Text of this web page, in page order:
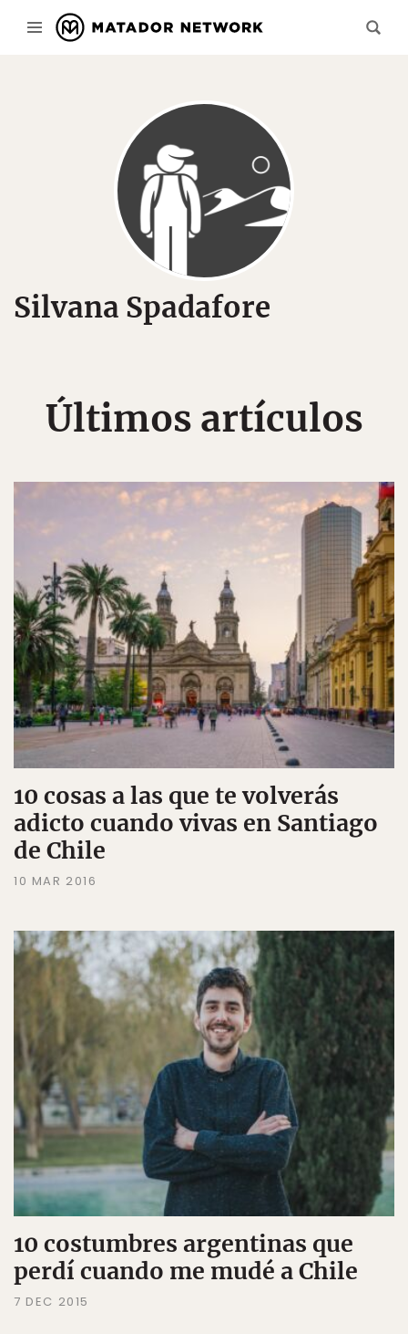
Silvana Spadafore
Últimos artículos
10 cosas a las que te volverás
adicto cuando vivas en Santiago
de Chile
10 MAR 2016
10 costumbres argentinas que
perdí cuando me mudé a Chile
7 DEC 2015